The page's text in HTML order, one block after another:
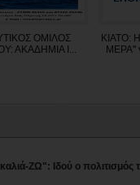
ΟΜΙΛΟΣ
ΑΚΑΔΗΜΙΑ Ι...
ΚΙΑΤΟ:
ΜΕΡΑ"
ΖΩ": Ιδού ο πολιτισμός